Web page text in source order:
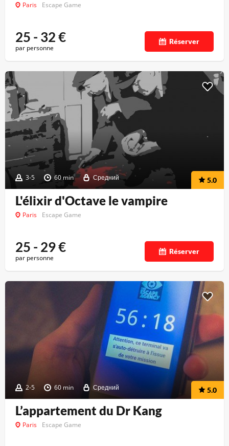
Paris Escape Game
25 - 32€
par personne
Réserver
3-5 60 min Средний 5.0
L'élixir d'Octave le vampire
Paris Escape Game
25 - 29€
par personne
Réserver
2-5 60 min Средний 5.0
L’appartement du Dr Kang
Paris Escape Game